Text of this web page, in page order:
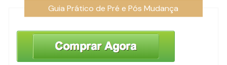
Guia Prático de Pré e Pós Mudança